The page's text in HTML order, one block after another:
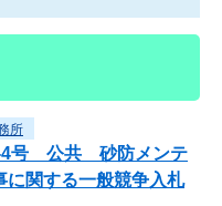
所
4号 公共 砂防メンテ
に関する一般競争入札